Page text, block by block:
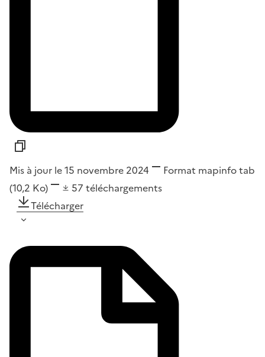
Mis à jour le 15 novembre 2024 Format mapinfo tab
(10,2 Ko)
57 téléchargements
Télécharger